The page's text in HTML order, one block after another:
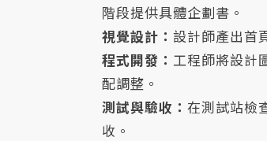
階段提供具體企劃書。
視覺設計：設計師產出首
程式開發： 工程師將設計
配調整。
測試與驗收：在測試站檢
收。